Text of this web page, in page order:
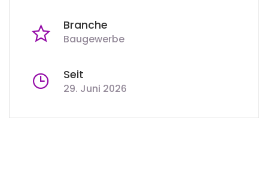
Branche
Baugewerbe
Seit
29. Juni 2026